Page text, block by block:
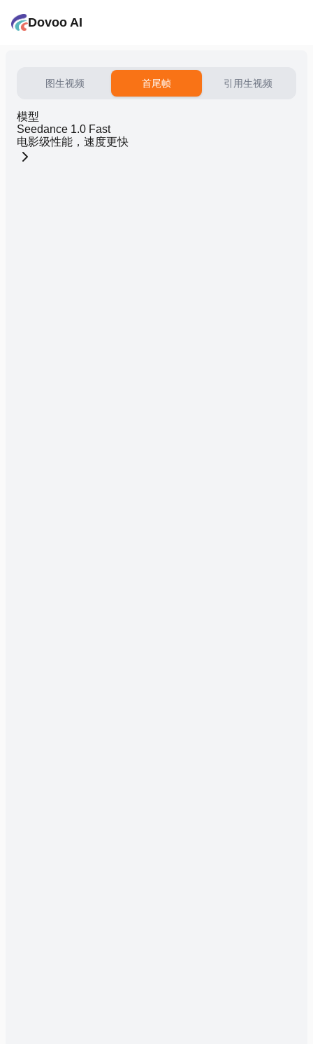
Dovoo AI
图生视频 首尾帧 引用生视频
模型
Seedance 1.0 Fast
电影级性能，速度更快